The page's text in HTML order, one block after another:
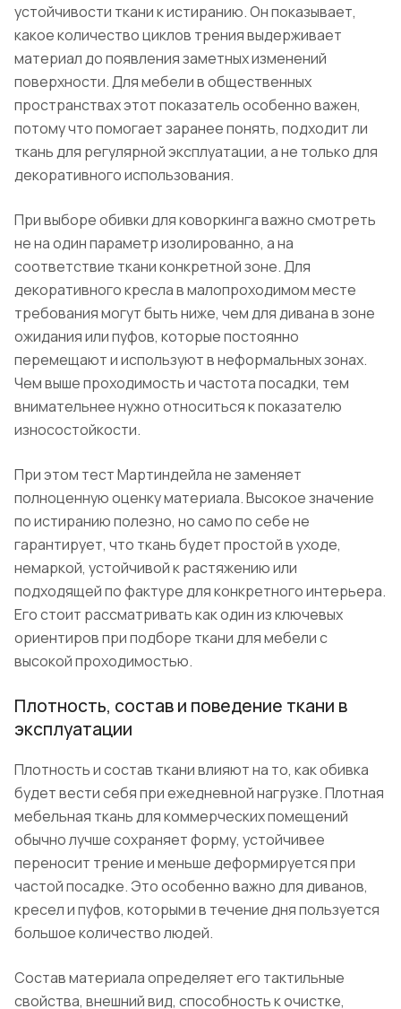
устойчивости ткани к истиранию. Он показывает,
какое количество циклов трения выдерживает
материал до появления заметных изменений
поверхности. Для мебели в общественных
пространствах этот показатель особенно важен,
потому что помогает заранее понять, подходит ли
ткань для регулярной эксплуатации, а не только для
декоративного использования.
При выборе обивки для коворкинга важно смотреть
не на один параметр изолированно, а на
соответствие ткани конкретной зоне. Для
декоративного кресла в малопроходимом месте
требования могут быть ниже, чем для дивана в зоне
ожидания или пуфов, которые постоянно
перемещают и используют в неформальных зонах.
Чем выше проходимость и частота посадки, тем
внимательнее нужно относиться к показателю
износостойкости.
При этом тест Мартиндейла не заменяет
полноценную оценку материала. Высокое значение
по истиранию полезно, но само по себе не
гарантирует, что ткань будет простой в уходе,
немаркой, устойчивой к растяжению или
подходящей по фактуре для конкретного интерьера.
Его стоит рассматривать как один из ключевых
ориентиров при подборе ткани для мебели с
высокой проходимостью.
Плотность, состав и поведение ткани в
эксплуатации
Плотность и состав ткани влияют на то, как обивка
будет вести себя при ежедневной нагрузке. Плотная
мебельная ткань для коммерческих помещений
обычно лучше сохраняет форму, устойчивее
переносит трение и меньше деформируется при
частой посадке. Это особенно важно для диванов,
кресел и пуфов, которыми в течение дня пользуется
большое количество людей.
Состав материала определяет его тактильные
свойства, внешний вид, способность к очистке,